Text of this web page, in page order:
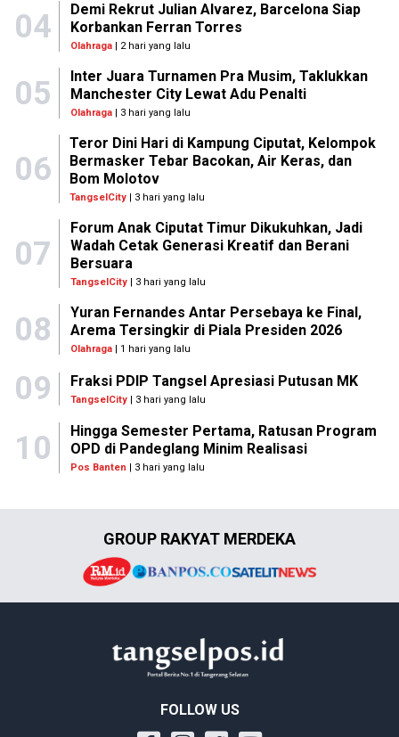
04
Demi Rekrut Julian Alvarez, Barcelona Siap
Korbankan Ferran Torres
Olahraga| 2 hari yang lalu
05
Inter Juara Turnamen Pra Musim, Taklukkan
Manchester City Lewat Adu Penalti
Olahraga| 3 hari yang lalu
06
Teror Dini Hari di Kampung Ciputat, Kelompok
Bermasker Tebar Bacokan, Air Keras, dan
Bom Molotov
TangselCity | 3 hari yang lalu
07
Forum Anak Ciputat Timur Dikukuhkan, Jadi
Wadah Cetak Generasi Kreatif dan Berani
Bersuara
TangselCity| 3 hari yang lalu
08
Yuran Fernandes Antar Persebaya ke Final,
Arema Tersingkir di Piala Presiden 2026
Olahraga| 1 hari yang lalu
09 Fraksi PDIP Tangsel Apresiasi Putusan MK
TangselCity | 3 hari yang lalu
10
Hingga Semester Pertama, Ratusan Program
OPD di Pandeglang Minim Realisasi
Pos Banten | 3 hari yang lalu
GROUP RAKYAT MERDEKA
FOLLOW US